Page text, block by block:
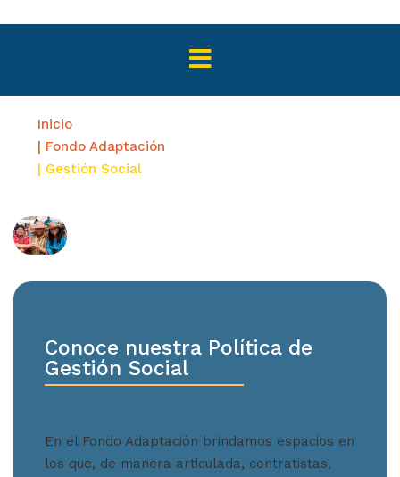
Inicio
| Fondo Adaptación
| Gestión Social
Conoce nuestra Política de
Gestión Social
En el Fondo Adaptación brindamos espacios en
los que, de manera articulada, contratistas,